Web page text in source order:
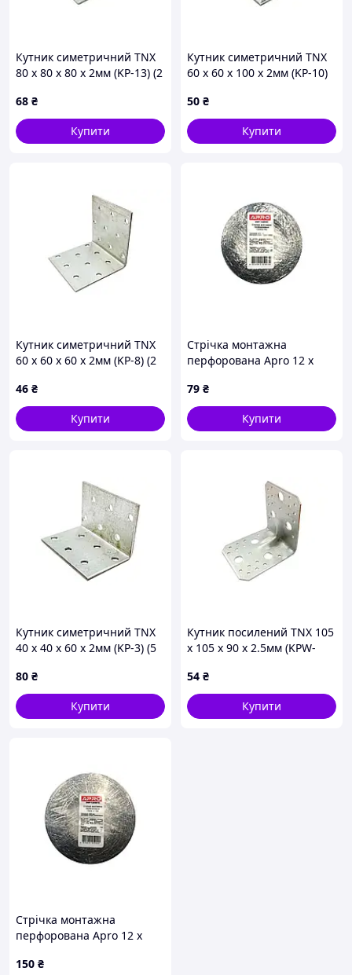
Кутник симетричний TNX
80 x 80 x 80 x 2мм (KP-13) (2
68 ₴
Купити
Кутник симетричний TNX
60 x 60 x 100 x 2мм (KP-10)
50 ₴
Купити
Кутник симетричний TNX
60 x 60 x 60 x 2мм (KP-8) (2
46 ₴
Купити
Стрічка монтажна
перфорована Apro 12 x
79 ₴
Купити
Кутник симетричний TNX
40 х 40 х 60 х 2мм (KP-3) (5
80 ₴
Купити
Кутник посилений TNX 105
х 105 х 90 х 2.5мм (KPW-
54 ₴
Купити
Стрічка монтажна
перфорована Apro 12 x
1205510)
150 ₴